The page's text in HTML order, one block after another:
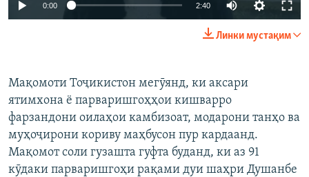
0:00 2:40
Линки мустақим
Мақомоти Тоҷикистон мегӯянд, ки аксари
ятимхона ё парваришгоҳҳои кишварро
фарзандони оилаҳои камбизоат, модарони танҳо ва
муҳоҷирони кориву маҳбусон пур кардаанд.
Мақомот соли гузашта гуфта буданд, ки аз 91
кӯдаки парваришгоҳи рақами дуи шаҳри Душанбе